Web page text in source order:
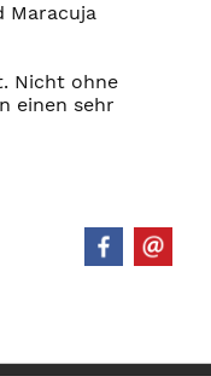
Maracuja
Nicht ohne
einen sehr